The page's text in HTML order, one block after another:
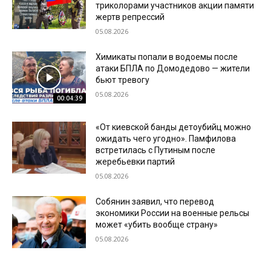
триколорами участников акции памяти
жертв репрессий
05.08.2026
00:04:39
Химикаты попали в водоемы после
атаки БПЛА по Домодедово — жители
бьют тревогу
05.08.2026
«От киевской банды детоубийц можно
ожидать чего угодно». Памфилова
встретилась с Путиным после
жеребьевки партий
05.08.2026
Собянин заявил, что перевод
экономики России на военные рельсы
может «убить вообще страну»
05.08.2026